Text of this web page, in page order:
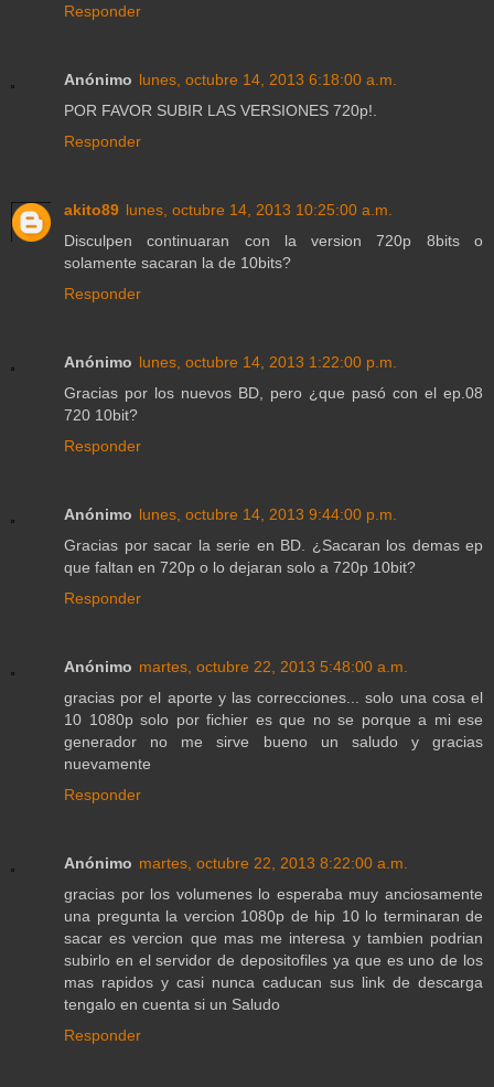
Responder
Anónimo lunes, octubre 14, 2013 6:18:00 a.m.
POR FAVOR SUBIR LAS VERSIONES 720p!.
Responder
akito89 lunes, octubre 14, 2013 10:25:00 a.m.
Disculpen continuaran con la version 720p 8bits o
solamente sacaran la de 10bits?
Responder
Anónimo lunes, octubre 14, 2013 1:22:00 p.m.
Gracias por los nuevos BD, pero ¿que pasó con el ep.08
720 10bit?
Responder
Anónimo lunes, octubre 14, 2013 9:44:00 p.m.
Gracias por sacar la serie en BD. ¿Sacaran los demas ep
que faltan en 720p o lo dejaran solo a 720p 10bit?
Responder
Anónimo martes, octubre 22, 2013 5:48:00 a.m.
gracias por el aporte y las correcciones... solo una cosa el
10 1080p solo por fichier es que no se porque a mi ese
generador no me sirve bueno un saludo y gracias
nuevamente
Responder
Anónimo martes, octubre 22, 2013 8:22:00 a.m.
gracias por los volumenes lo esperaba muy anciosamente
una pregunta la vercion 1080p de hip 10 lo terminaran de
sacar es vercion que mas me interesa y tambien podrian
subirlo en el servidor de depositofiles ya que es uno de los
mas rapidos y casi nunca caducan sus link de descarga
tengalo en cuenta si un Saludo
Responder